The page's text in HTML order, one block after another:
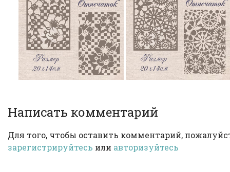
Написать комментарий
Для того, чтобы оставить комментарий,
зарегистрируйтесь или авторизуйтесь